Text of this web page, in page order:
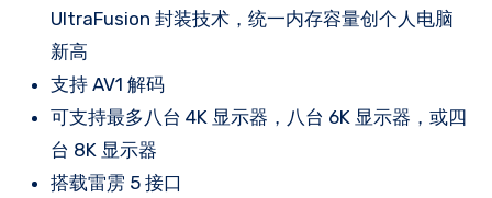
UltraFusion 封装技术，统一内存容量创个人电脑
新高
支持 AV1 解码
可支持最多八台 4K 显示器，八台 6K 显示器，或四
台 8K 显示器
搭载雷雳 5 接口